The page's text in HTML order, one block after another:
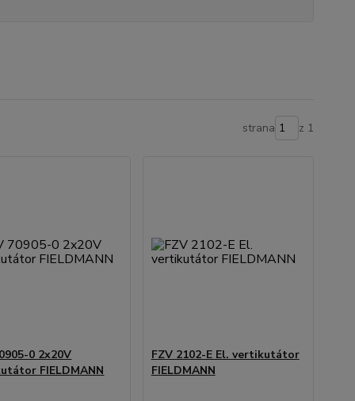
strana z 1
0 2x20V
FIELDMANN
FZV 2102-E El. vertikutátor
FIELDMANN